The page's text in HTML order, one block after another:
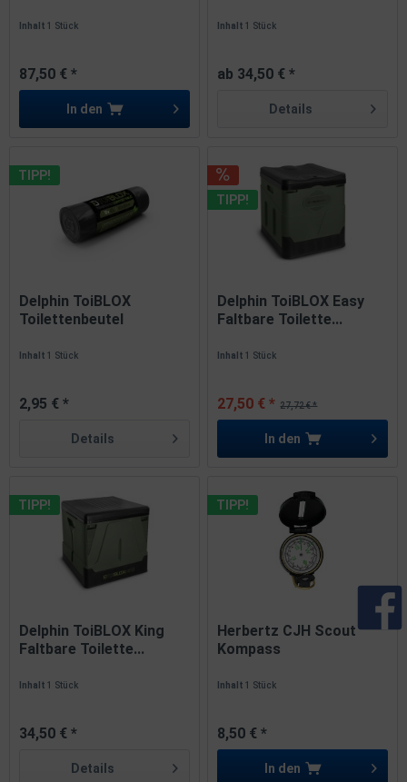
Inhalt1 Stück
87,50 € *
In den
Inhalt1 Stück
ab 34,50 € *
Details
TIPP!
Delphin ToiBLOX
Toilettenbeutel
Inhalt1 Stück
2,95 € *
Details
TIPP!
Delphin ToiBLOX Easy
Faltbare Toilette...
Inhalt1 Stück
27,72 € *
27,50 € *
In den
TIPP!
Delphin ToiBLOX King
Faltbare Toilette...
Inhalt1 Stück
34,50 € *
Details
TIPP!
Herbertz CJH Scout
Kompass
Inhalt1 Stück
8,50 € *
In den